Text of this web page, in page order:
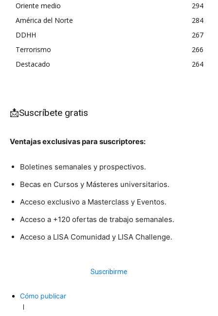
Oriente medio
294
América del Norte
284
DDHH
267
Terrorismo
266
Destacado
264
📩Suscríbete gratis
Ventajas exclusivas para suscriptores:
Boletines semanales y prospectivos.
Becas en Cursos y Másteres universitarios.
Acceso exclusivo a Masterclass y Eventos.
Acceso a +120 ofertas de trabajo semanales.
Acceso a LISA Comunidad y LISA Challenge.
Suscribirme
Cómo publicar